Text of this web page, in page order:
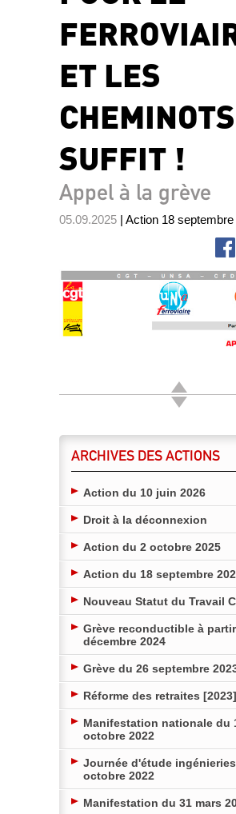
ET LES
SUFFIT !
Appel à la grève
05.09.2025 | Action 18
ARCHIVES DES ACTIONS
Action du 10 juin 2026
Droit à la déconnexion
Action du 2 octobre 2025
Action du 18 septembre
Nouveau Statut du Travail
Grève reconductible à
décembre 2024
Grève du 26 septembre
Réforme des retraites [2023]
Manifestation nationale du
octobre 2022
Journée d'étude
octobre 2022
Manifestation du 31 mars